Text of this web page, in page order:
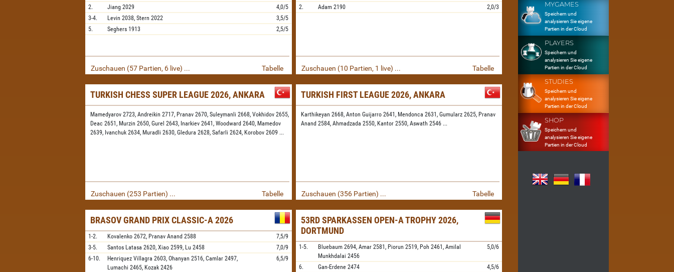
2.
Jiang 2029
4,0/5
3-4.
Levin 2038,Stern 2022
3,5/5
5.
Seghers 1913 2,5/5
Zuschauen (57 Partien, 6 live) ... Tabelle
2.
Adam 2190 2,0/3
Zuschauen (10 Partien, 1 live) ... Tabelle
TURKISH CHESS SUPER LEAGUE 2026, ANKARA
Mamedyarov 2723,Andreikin 2717, Pranav 2670,Suleymanli 2668,Vokhidov 2655,
Deac 2651, Murzin 2650,Gurel 2643, Inarkiev 2641,Woodward 2640, Mamedov
2639, Ivanchuk 2634, Muradli 2630,Gledura 2628,Safarli 2624, Korobov 2609 ...
Zuschauen (253 Partien) ... Tabelle
TURKISH FIRST LEAGUE 2026, ANKARA
Karthikeyan 2668, Anton Guijarro 2641, Mendonca 2631, Gumularz 2625, Pranav
Anand 2584, Ahmadzada 2550, Kantor 2550, Aswath 2546 ...
Zuschauen (356 Partien) ... Tabelle
BRASOV GRAND PRIX CLASSIC-A 2026
1-2. Kovalenko 2672, Pranav Anand 2588
7,5/9
3-5.
Santos Latasa 2620,Xiao 2599, Lu 2458
7,0/9
6-10.
Henriquez Villagra 2603,Ohanyan 2516,Camlar 2497,
Lumachi 2465, Kozak 2426
6,5/9
53RD SPARKASSEN OPEN-A TROPHY 2026,
DORTMUND
1-5. Bluebaum 2694, Amar 2581, Piorun 2519, Poh 2461, Amilal
Munkhdalai 2456
5,0/6
6. Gan-Erdene 2474
4,5/6
MYGAMES
Speichern und
analysieren Sie eigene
Partien in der Cloud
PLAYERS
Speichern und
analysieren Sie eigene
Partien in der Cloud
STUDIES
Speichern und
analysieren Sie eigene
Partien in der Cloud
SHOP
Speichern und
analysieren Sie eigene
Partien in der Cloud